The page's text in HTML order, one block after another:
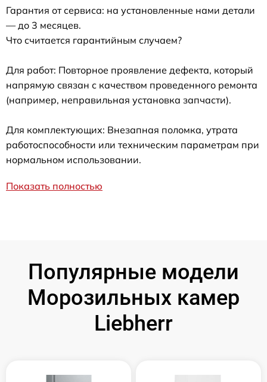
Гарантия от сервиса: на установленные нами детали
— до 3 месяцев.
Что считается гарантийным случаем?
Для работ: Повторное проявление дефекта, который
напрямую связан с качеством проведенного ремонта
(например, неправильная установка запчасти).
Для комплектующих: Внезапная поломка, утрата
работоспособности или техническим параметрам при
нормальном использовании.
Показать полностью
Популярные модели
Морозильных камер
Liebherr